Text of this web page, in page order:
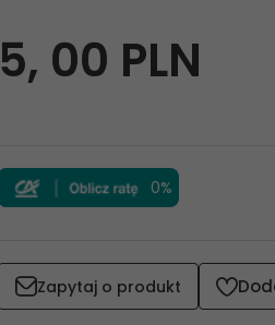
5, 00 PLN
0%
Zapytaj o produkt